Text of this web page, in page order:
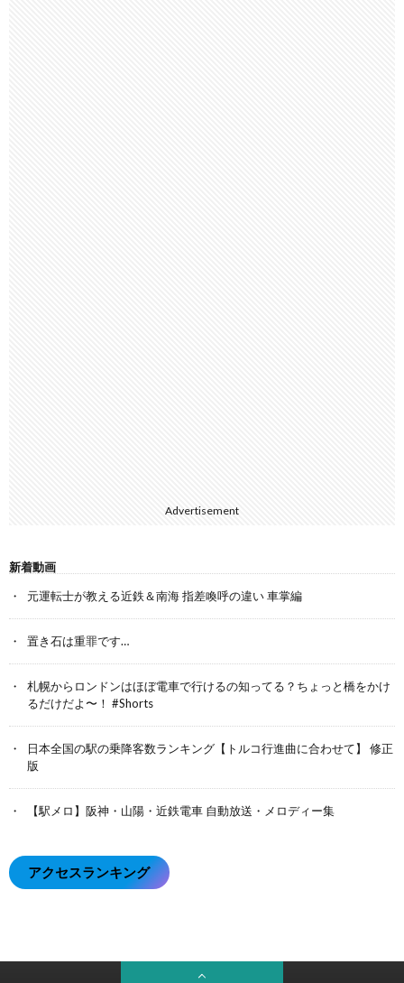
Advertisement
新着動画
元運転士が教える近鉄＆南海 指差喚呼の違い 車掌編
置き石は重罪です…
札幌からロンドンはほぼ電車で行けるの知ってる？ちょっと橋をかけ
るだけだよ〜！ #Shorts
日本全国の駅の乗降客数ランキング【トルコ行進曲に合わせて】 修正
版
【駅メロ】阪神・山陽・近鉄電車 自動放送・メロディー集
アクセスランキング